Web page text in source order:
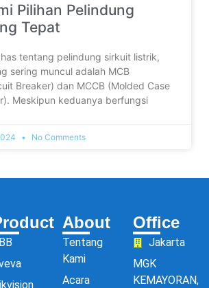
Pilihan Pelindung
Tepat
tentang pelindung sirkuit listrik,
sering muncul adalah MCB
Breaker) dan MCCB (Molded Case
Meskipun keduanya berfungsi
No Comments
About
Tentang
Kami
Acara
Office
Jakarta
MGK
KEMAYORAN,